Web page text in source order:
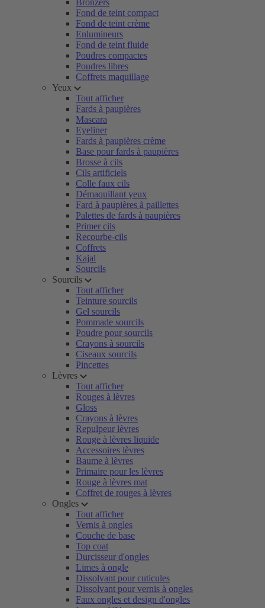
Bronzers
Fond de teint compact
Fond de teint crème
Enlumineurs
Fond de teint fluide
Poudres compactes
Poudres libres
Coffrets maquillage
Yeux
Tout afficher
Fards à paupières
Mascara
Eyeliner
Fards à paupières crème
Base pour fards à paupières
Brosse à cils
Cils artificiels
Colle faux cils
Démaquillant yeux
Fard à paupières à paillettes
Palettes de fards à paupières
Primer cils
Recourbe-cils
Coffrets
Kajal
Sourcils
Sourcils
Tout afficher
Teinture sourcils
Gel sourcils
Pommade sourcils
Poudre pour sourcils
Crayons à sourcils
Ciseaux sourcils
Pincettes
Lèvres
Tout afficher
Rouges à lèvres
Gloss
Crayons à lèvres
Repulpeur lèvres
Rouge à lèvres liquide
Accessoires lèvres
Baume à lèvres
Primaire pour les lèvres
Rouge à lèvres mat
Coffret de rouges à lèvres
Ongles
Tout afficher
Vernis à ongles
Couche de base
Top coat
Durcisseur d'ongles
Limes à ongle
Dissolvant pour cuticules
Dissolvant pour vernis à ongles
Faux ongles et design d'ongles